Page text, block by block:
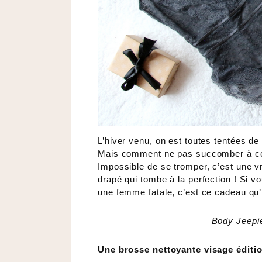
L’hiver venu, on est toutes tentées
Mais comment ne pas succomber à
Impossible de se tromper, c’est une
drapé qui tombe à la perfection ! Si
une femme fatale, c’est ce cadeau
Body
Une brosse nettoyante visage